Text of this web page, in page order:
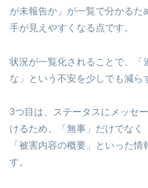
が未報告か」が一覧で分かるた
手が見えやすくなる点です。
状況が一覧化されることで、「
な」という不安を少しでも減ら
3つ目は、ステータスにメッセ
けるため、「無事」だけでなく
「被害内容の概要」といった
す。